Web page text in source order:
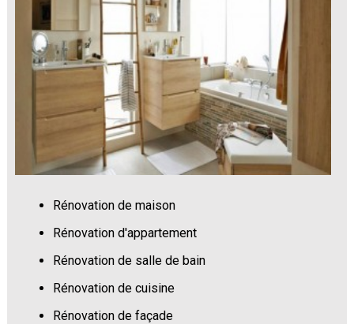
Rénovation de maison
Rénovation d'appartement
Rénovation de salle de bain
Rénovation de cuisine
Rénovation de façade